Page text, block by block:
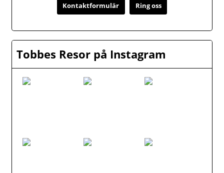
Kontaktformulär Ring oss
Tobbes Resor på Instagram